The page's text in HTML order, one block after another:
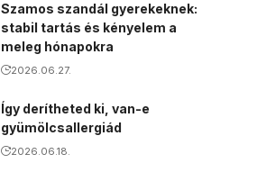
Szamos szandál gyerekeknek:
stabil tartás és kényelem a
meleg hónapokra
2026.06.27.
Így derítheted ki, van-e
gyümölcsallergiád
2026.06.18.